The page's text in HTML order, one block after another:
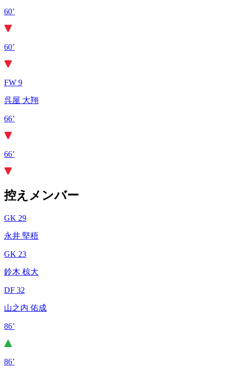
60’
60’
FW 9
呉屋 大翔
66’
66’
控えメンバー
GK 29
永井 堅梧
GK 23
鈴木 椋大
DF 32
山之内 佑成
86’
86’